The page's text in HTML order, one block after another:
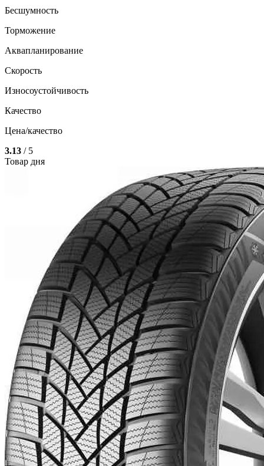
Бесшумность
Торможение
Аквапланирование
Скорость
Износоустойчивость
Качество
Цена/качество
3.13 / 5
Товар дня